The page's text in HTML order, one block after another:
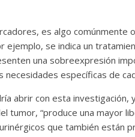
es algo comúnmente
ejemplo, se indica un
una sobreexpresión
específicas de
abrir con esta investigación,
tumor, “produce una mayor
que también están